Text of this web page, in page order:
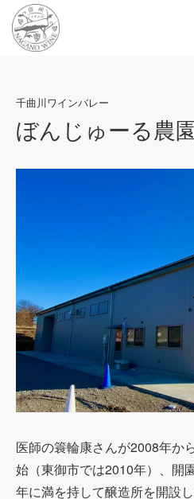
千曲川ワインバレー
ぼんじゅーる農園
医師の簑輪康さんが2008年か
始（東御市では2010年）、開
年に満を持して醸造所を開設し